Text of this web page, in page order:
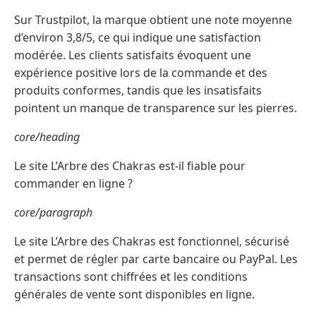
Sur Trustpilot, la marque obtient une note moyenne
d’environ 3,8/5, ce qui indique une satisfaction
modérée. Les clients satisfaits évoquent une
expérience positive lors de la commande et des
produits conformes, tandis que les insatisfaits
pointent un manque de transparence sur les pierres.
core/heading
Le site L’Arbre des Chakras est-il fiable pour
commander en ligne ?
core/paragraph
Le site L’Arbre des Chakras est fonctionnel, sécurisé
et permet de régler par carte bancaire ou PayPal. Les
transactions sont chiffrées et les conditions
générales de vente sont disponibles en ligne.